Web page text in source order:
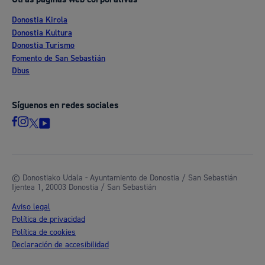
Donostia Kirola
Donostia Kultura
Donostia Turismo
Fomento de San Sebastián
Dbus
Síguenos en redes sociales
© Donostiako Udala - Ayuntamiento de Donostia / San Sebastián
Ijentea 1, 20003 Donostia / San Sebastián
Aviso legal
Política de privacidad
Política de cookies
Declaración de accesibilidad